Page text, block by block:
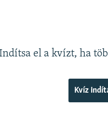
el a kvízt, ha
Kvíz